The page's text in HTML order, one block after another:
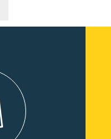
delle fossili